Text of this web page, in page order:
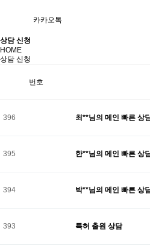
카카오톡
상담 신청
HOME
상담 신청
번호
396 최**님의 메인 빠른 상
395 한**님의 메인 빠른 상
394 박**님의 메인 빠른 상
393 특허 출원 상담